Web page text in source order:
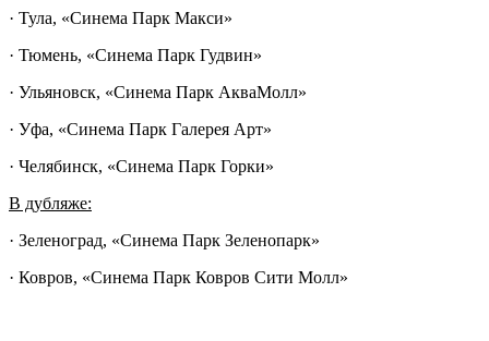
· Тула, «Синема Парк Макси»
· Тюмень, «Синема Парк Гудвин»
· Ульяновск, «Синема Парк АкваМолл»
· Уфа, «Синема Парк Галерея Арт»
· Челябинск, «Синема Парк Горки»
В дубляже:
· Зеленоград, «Синема Парк Зеленопарк»
· Ковров, «Синема Парк Ковров Сити Молл»